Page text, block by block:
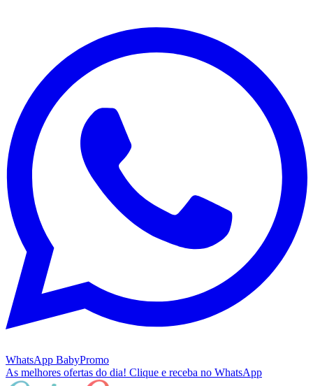
WhatsApp BabyPromo
As melhores ofertas do dia! Clique e receba no WhatsApp